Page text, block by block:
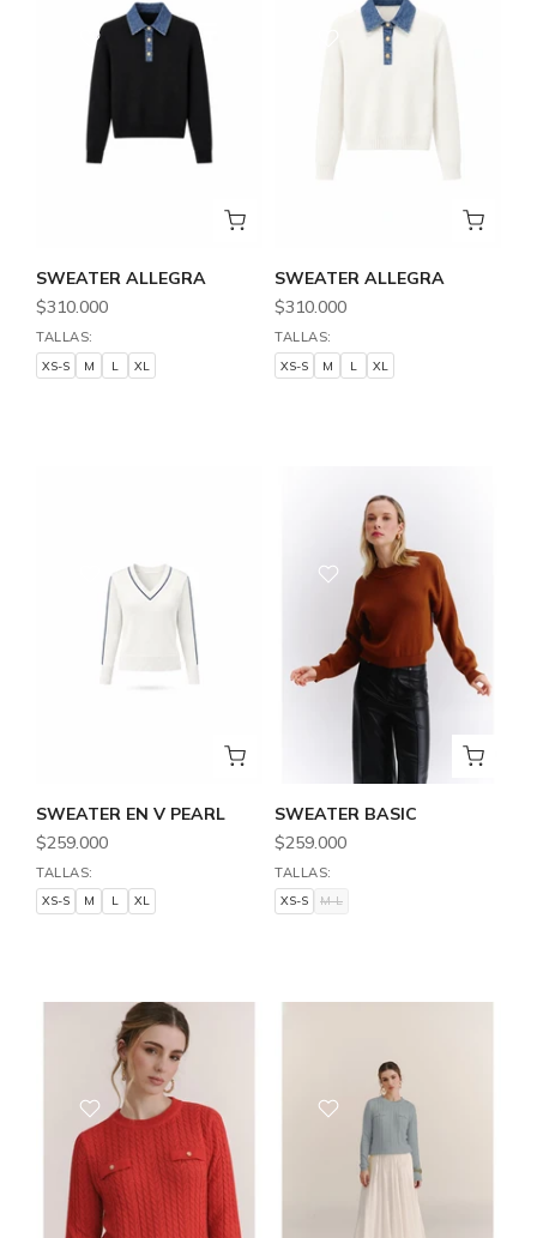
SWEATER ALLEGRA
$310.000
TALLAS:
XS-S M L XL
SWEATER ALLEGRA
$310.000
TALLAS:
XS-S M L XL
SWEATER EN V PEARL
$259.000
TALLAS:
XS-S M L XL
SWEATER BASIC
$259.000
TALLAS:
XS-S M-L